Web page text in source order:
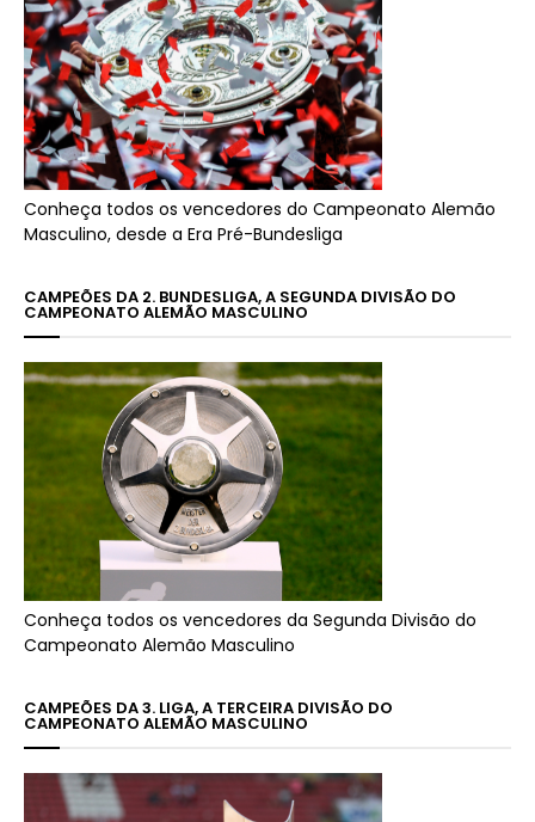
Conheça todos os vencedores do Campeonato Alemão
Masculino, desde a Era Pré-Bundesliga
CAMPEÕES DA 2. BUNDESLIGA, A SEGUNDA DIVISÃO DO
CAMPEONATO ALEMÃO MASCULINO
Conheça todos os vencedores da Segunda Divisão do
Campeonato Alemão Masculino
CAMPEÕES DA 3. LIGA, A TERCEIRA DIVISÃO DO
CAMPEONATO ALEMÃO MASCULINO